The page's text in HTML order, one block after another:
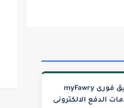
الدفع الالكترونى